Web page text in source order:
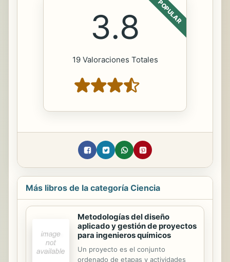
POPULAR
3.8
19 Valoraciones Totales
Más libros de la categoría Ciencia
Metodologías del diseño
aplicado y gestión de proyectos
para ingenieros químicos
Un proyecto es el conjunto
ordenado de etapas y actividades